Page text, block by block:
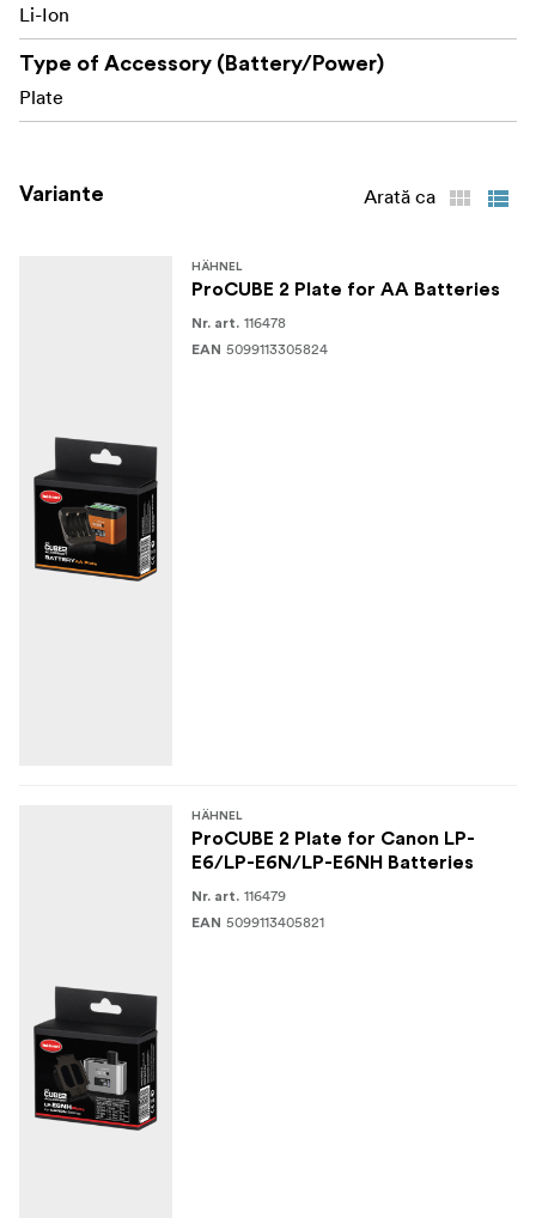
Li-Ion
Type of Accessory (Battery/Power)
Plate
Variante Arată ca
HÄHNEL
ProCUBE 2 Plate for AA Batteries
Nr. art. 116478
EAN 5099113305824
HÄHNEL
ProCUBE 2 Plate for Canon LP-
E6/LP-E6N/LP-E6NH Batteries
Nr. art. 116479
EAN 5099113405821